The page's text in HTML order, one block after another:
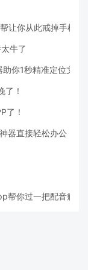
让你从此戒掉手机！
牛了
你1秒精准定位文件
了！
了！
器直接轻松办公
帮你过一把配音瘾